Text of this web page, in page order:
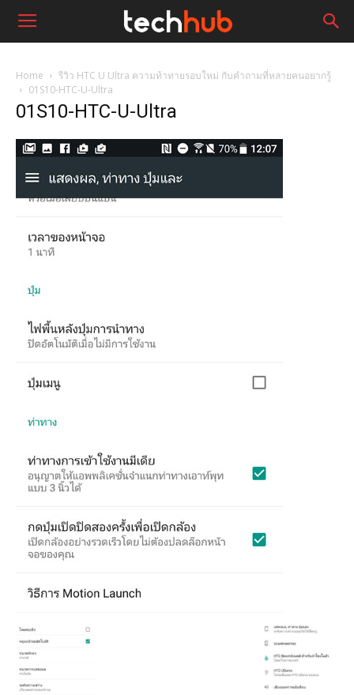
Home
รีวิว HTC U Ultra ความท้าทายรอบใหม่ กับคำถามที่หลายคนอยากรู้
01S10-HTC-U-Ultra
01S10-HTC-U-Ultra